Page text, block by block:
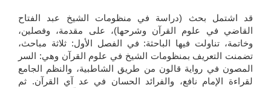
قد اشتمل بحث (دراسة في منظومات الشيخ عبد الفتاح
القاضي في علوم القرآن وشرحها)، على مقدمة، وفصلين،
وخاتمة، تناولت فيها الباحثة: في الفصل الأول: ثلاثة مباحث،
تضمنت التعريف بمنظومات الشيخ في علوم القرآن وهي: السر
المصون في رواية قالون من طريق الشاطبية، والنظم الجامع
لقراءة الإمام نافع، والفرائد الحسان في عد آي القرآن. ثم